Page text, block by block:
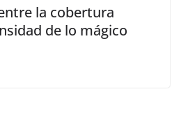
la cobertura
de lo mágico